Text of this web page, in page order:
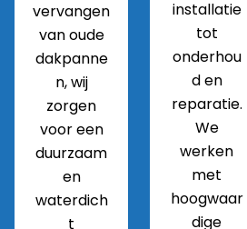
vervangen
van oude
dakpanne
n, wij
zorgen
voor een
duurzaam
en
waterdich
t
installatie
tot
onderhou
d en
reparatie.
We
werken
met
hoogwaar
dige